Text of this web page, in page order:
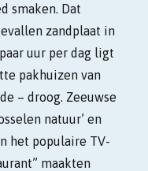
smaken. Dat
zandplaat in
uur per dag ligt
pakhuizen van
– droog. Zeeuwse
natuur’ en
het populaire TV-
maakten